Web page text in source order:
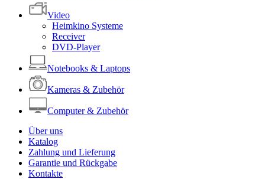
Video
Heimkino Systeme
Receiver
DVD-Player
Notebooks & Laptops
Kameras & Zubehör
Computer & Zubehör
Über uns
Katalog
Zahlung und Lieferung
Garantie und Rückgabe
Kontakte